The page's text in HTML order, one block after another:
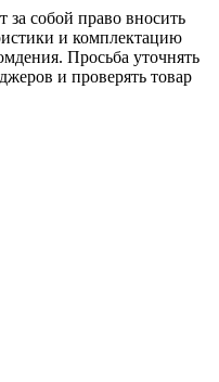
за собой право вносить
и комплектацию
Просьба уточнять
и проверять товар